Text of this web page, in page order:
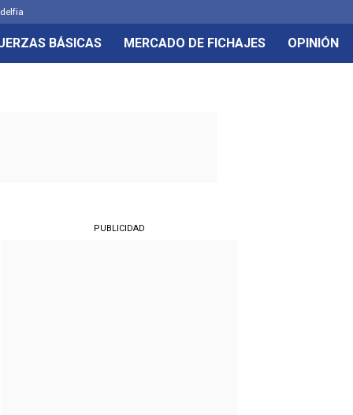
BÁSICAS MERCADO DE FICHAJES OPINIÓN
PUBLICIDAD